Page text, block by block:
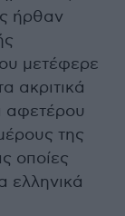
ήρθαν
μετέφερε
ακριτικά
αφετέρου
της
οποίες
ελληνικά